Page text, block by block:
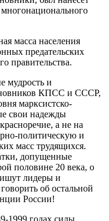
масса населения
предательских
правительства.
и
КПСС и СССР,
марксистско-
свои надежды
а не на
политическую и
масс трудящихся.
допущенные
половине 20 века, о
лидеры и
об остальной
России!
1999 годах силы